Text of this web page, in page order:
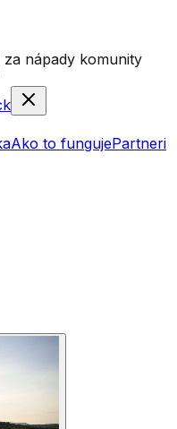
nápady komunity
Ako to fungujePartneri